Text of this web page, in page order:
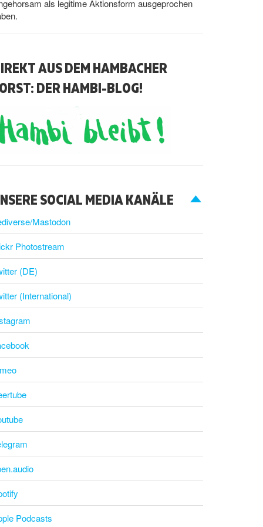
als legitime Aktionsform ausgeprochen
AUS DEM HAMBACHER
DER HAMBI-BLOG!
SOCIAL MEDIA KANÄLE
Mastodon
Photostream
(DE)
(International)
Podcasts